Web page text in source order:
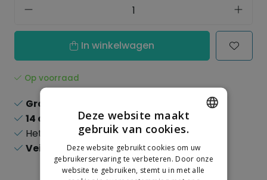
In winkelwagen
Op voorraad
Gratis verzending
14 dagen
recht op retour
Het
grootsteassortiment
Veilig
online betalen
DUTCH
GERMAN
Deze website maakt
gebruik van cookies.
Deze website gebruikt cookies om uw
gebruikerservaring te verbeteren. Door onze
website te gebruiken, stemt u in met alle